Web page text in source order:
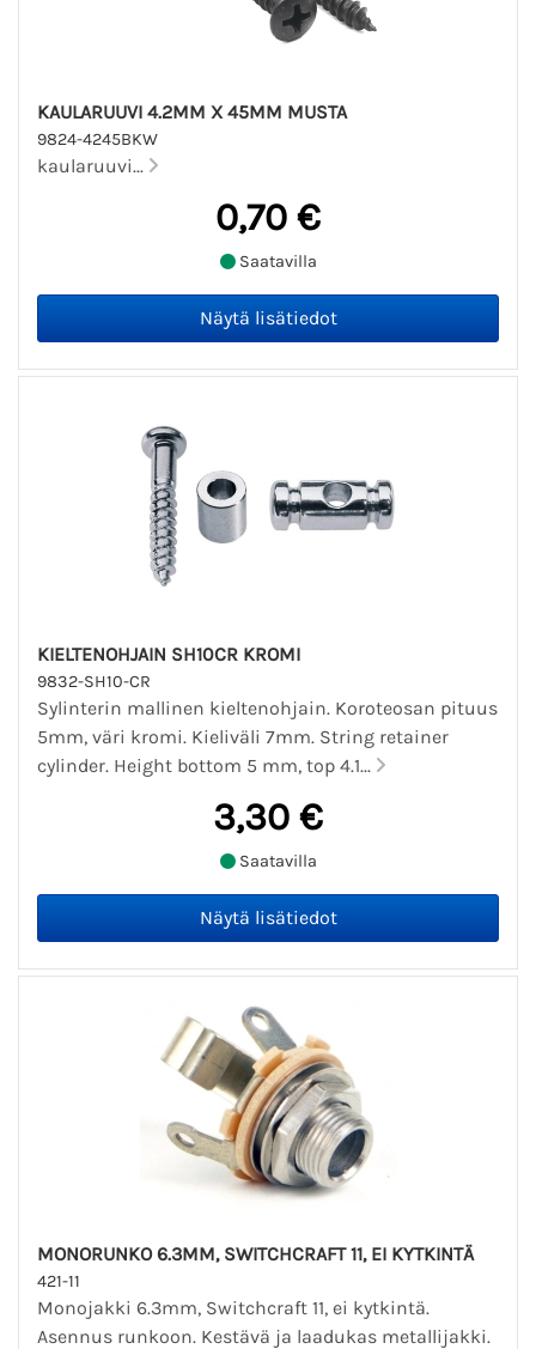
KAULARUUVI 4.2MM X 45MM MUSTA
9824-4245BKW
kaularuuvi...
0,70 €
Saatavilla
KIELTENOHJAIN SH10CR KROMI
9832-SH10-CR
Sylinterin mallinen kieltenohjain. Koroteosan pituus
5mm, väri kromi. Kieliväli 7mm. String retainer
cylinder. Height bottom 5 mm, top 4.1...
3,30 €
Saatavilla
MONORUNKO 6.3MM, SWITCHCRAFT 11, EI KYTKINTÄ
421-11
Monojakki 6.3mm, Switchcraft 11, ei kytkintä.
Asennus runkoon. Kestävä ja laadukas metallijakki.